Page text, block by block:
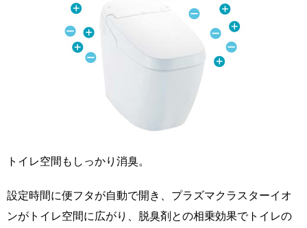
トイレ空間もしっかり消臭。
設定時間に便フタが自動で開き、プラズマクラスターイオ
ンがトイレ空間に広がり、脱臭剤との相乗効果でトイレの